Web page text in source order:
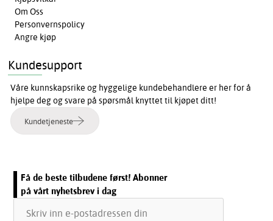
Om Oss
Personvernspolicy
Angre kjøp
Kundesupport
Våre kunnskapsrike og hyggelige kundebehandlere er her for å
hjelpe deg og svare på spørsmål knyttet til kjøpet ditt!
Kundetjeneste
Få de beste tilbudene først! Abonner
på vårt nyhetsbrev i dag